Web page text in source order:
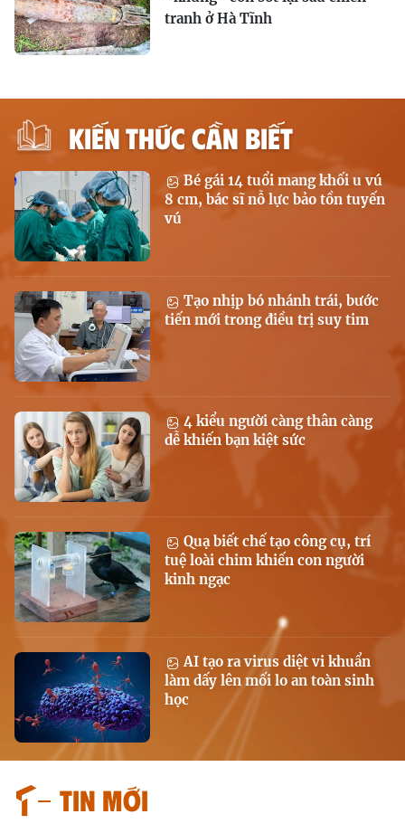
tranh ở Hà Tĩnh
KIẾN THỨC CẦN BIẾT
Bé gái 14 tuổi mang khối u vú
8 cm, bác sĩ nỗ lực bảo tồn tuyến
vú
Tạo nhịp bó nhánh trái, bước
tiến mới trong điều trị suy tim
4 kiểu người càng thân càng
dễ khiến bạn kiệt sức
Quạ biết chế tạo công cụ, trí
tuệ loài chim khiến con người
kinh ngạc
AI tạo ra virus diệt vi khuẩn
làm dấy lên mối lo an toàn sinh
học
Tin mới